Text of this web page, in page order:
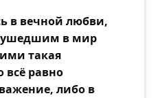
в вечной любви,
ушедшим в мир
такая
всё равно
либо в